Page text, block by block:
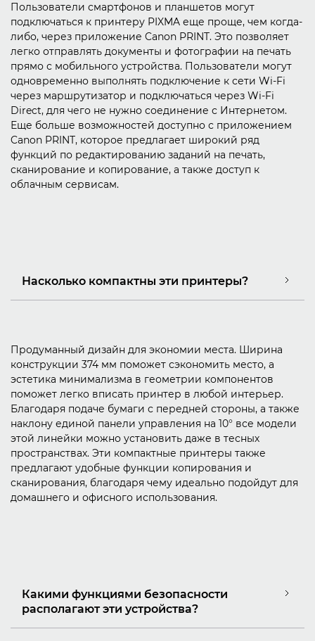
Пользователи смартфонов и планшетов могут
подключаться к принтеру PIXMA еще проще, чем когда-
либо, через приложение Canon PRINT. Это позволяет
легко отправлять документы и фотографии на печать
прямо с мобильного устройства. Пользователи могут
одновременно выполнять подключение к сети Wi-Fi
через маршрутизатор и подключаться через Wi-Fi
Direct, для чего не нужно соединение с Интернетом.
Еще больше возможностей доступно с приложением
Canon PRINT, которое предлагает широкий ряд
функций по редактированию заданий на печать,
сканирование и копирование, а также доступ к
облачным сервисам.
Насколько компактны эти принтеры?
Продуманный дизайн для экономии места. Ширина
конструкции 374 мм поможет сэкономить место, а
эстетика минимализма в геометрии компонентов
поможет легко вписать принтер в любой интерьер.
Благодаря подаче бумаги с передней стороны, а также
наклону единой панели управления на 10° все модели
этой линейки можно установить даже в тесных
пространствах. Эти компактные принтеры также
предлагают удобные функции копирования и
сканирования, благодаря чему идеально подойдут для
домашнего и офисного использования.
Какими функциями безопасности
располагают эти устройства?